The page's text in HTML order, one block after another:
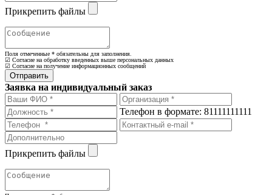
Прикрепить файлы
Поля отмеченные * обязательны для заполнения.
☑ Согласие на обработку введенных выше персональных данных
☑ Согласие на получение информационных сообщений
Заявка на индивидуальный заказ
Телефон в формате: 81111111111
Прикрепить файлы